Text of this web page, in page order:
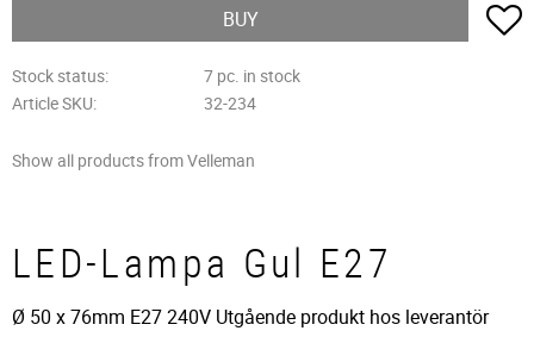
BUY
Stock status
7 pc. in stock
Article SKU
32-234
Show all products from Velleman
LED-Lampa Gul E27
Ø 50 x 76mm E27 240V Utgående produkt hos leverantör